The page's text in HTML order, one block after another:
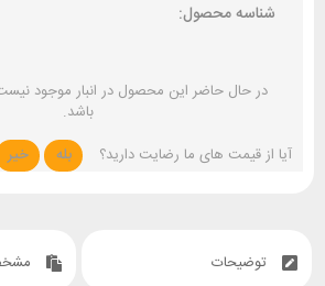
شناسه محصول:
در حال حاضر این محصول در انبار موجود
باشد.
آیا از قیمت های ما رضایت دارید؟
بله خیر
توضیحات